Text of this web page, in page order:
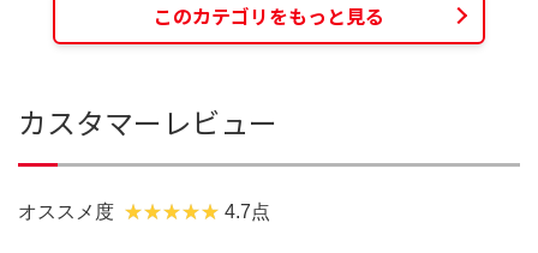
このカテゴリをもっと見る
カスタマーレビュー
オススメ度 4.7点